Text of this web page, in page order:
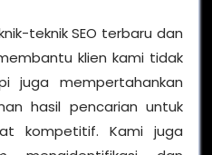
teknik SEO terbaru dan
klien kami tidak
juga mempertahankan
hasil pencarian untuk
kompetitif. Kami juga